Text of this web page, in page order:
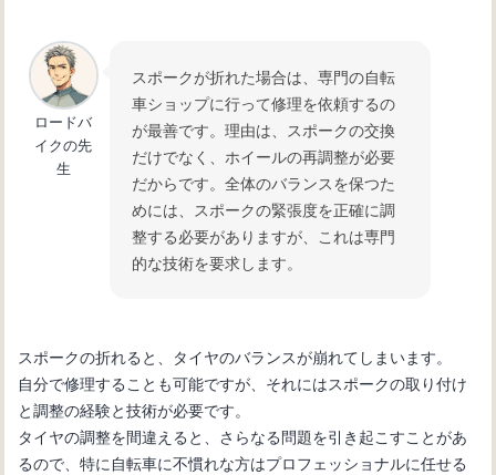
ロードバ
イクの先
生
スポークが折れた場合は、専門の自転
車ショップに行って修理を依頼するの
が最善です。理由は、スポークの交換
だけでなく、ホイールの再調整が必要
だからです。全体のバランスを保つた
めには、スポークの緊張度を正確に調
整する必要がありますが、これは専門
的な技術を要求します。
スポークの折れると、タイヤのバランスが崩れてしまいます。
自分で修理することも可能ですが、それにはスポークの取り付け
と調整の経験と技術が必要です。
タイヤの調整を間違えると、さらなる問題を引き起こすことがあ
るので、特に自転車に不慣れな方はプロフェッショナルに任せる